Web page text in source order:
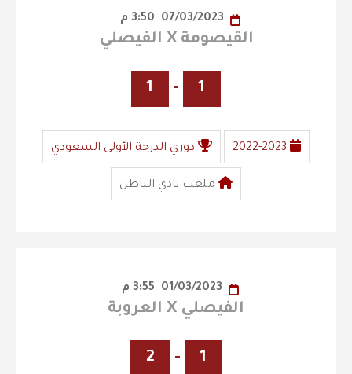
القيصومة X الفيصلي
1
-
1
2022-2023 دوري الدرجة الأولى السعودي
ملعب نادي الباطن
الفيصلي X العروبة
1
-
2